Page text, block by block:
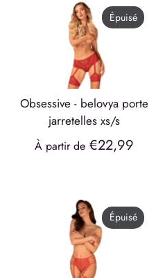
obsessive - belovya porte
jarretelles xs/s
À partir de €22,99
Épuisé
Épuisé